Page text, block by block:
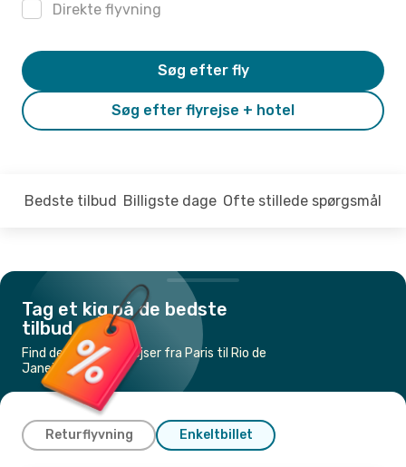
Direkte flyvning
Søg efter flyrejse + hotel
Søg efter fly
Bedste tilbud Billigste dage Ofte stillede spørgsmål
Tag et kig på de bedste
tilbud
Find de billigste flyrejser fra Paris til Rio de
Janeiro
Returflyvning Enkeltbillet